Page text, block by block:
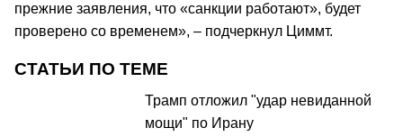
прежние заявления, что «санкции работают», будет
проверено со временем», – подчеркнул Циммт.
СТАТЬИ ПО ТЕМЕ
Трамп отложил "удар невиданной
мощи" по Ирану